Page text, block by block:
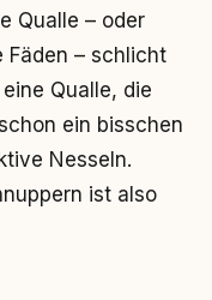
Qualle – oder
Fäden – schlicht
Qualle, die
ein bisschen
Nesseln.
ist also